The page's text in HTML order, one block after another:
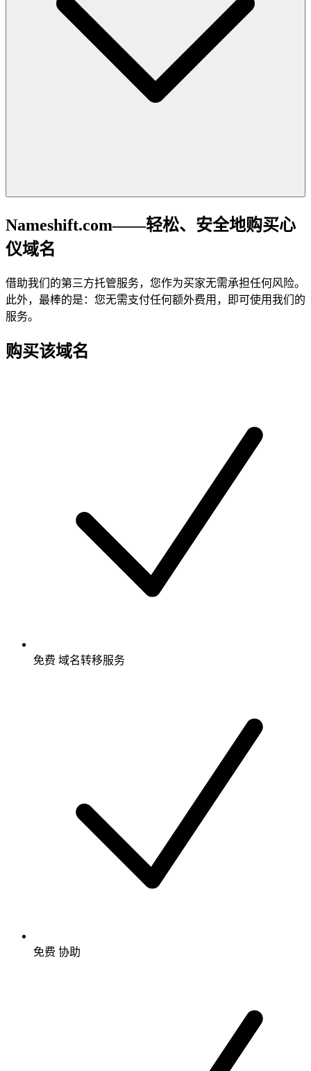
Nameshift.com——轻松、安全地购买心
仪域名
借助我们的第三方托管服务，您作为买家无需承担任何风险。
此外，最棒的是：您无需支付任何额外费用，即可使用我们的
服务。
购买该域名
免费 域名转移服务
免费 协助